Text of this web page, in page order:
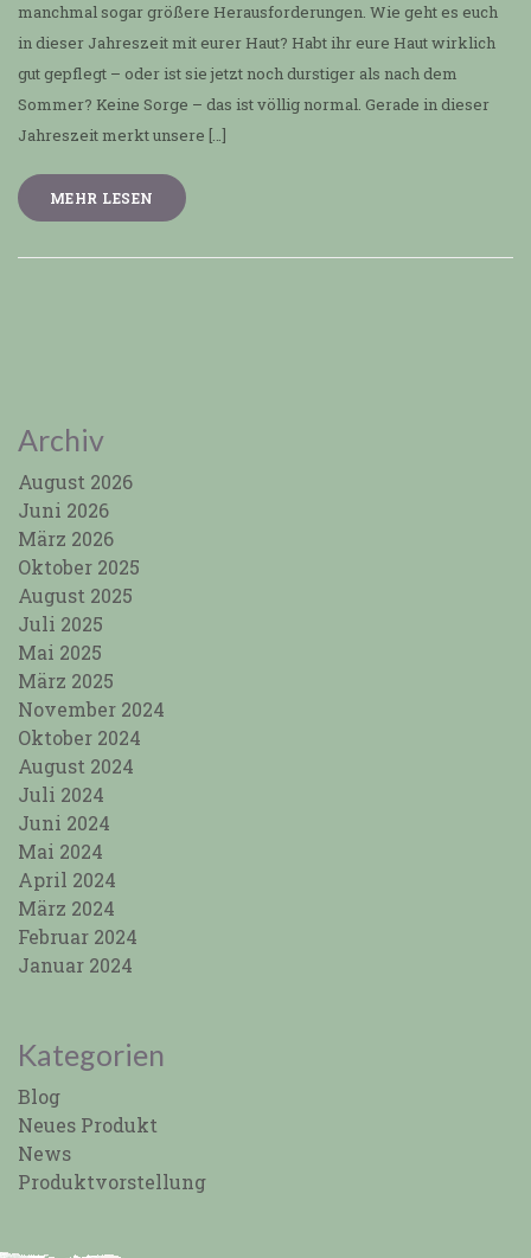
manchmal sogar größere Herausforderungen. Wie geht es euch
in dieser Jahreszeit mit eurer Haut? Habt ihr eure Haut wirklich
gut gepflegt – oder ist sie jetzt noch durstiger als nach dem
Sommer? Keine Sorge – das ist völlig normal. Gerade in dieser
Jahreszeit merkt unsere […]
MEHR LESEN
Archiv
August 2026
Juni 2026
März 2026
Oktober 2025
August 2025
Juli 2025
Mai 2025
März 2025
November 2024
Oktober 2024
August 2024
Juli 2024
Juni 2024
Mai 2024
April 2024
März 2024
Februar 2024
Januar 2024
Kategorien
Blog
Neues Produkt
News
Produktvorstellung